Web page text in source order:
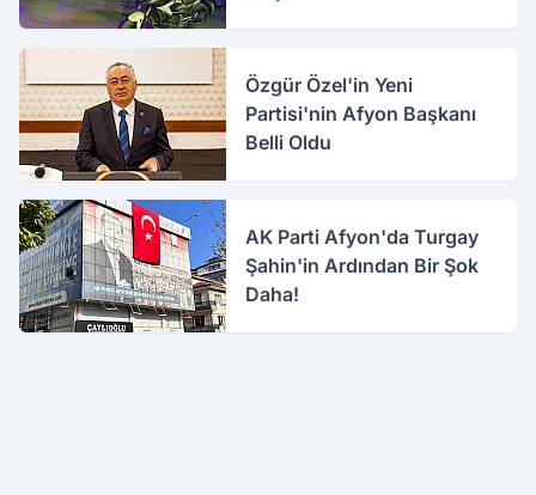
Özgür Özel'in Yeni
Partisi'nin Afyon Başkanı
Belli Oldu
AK Parti Afyon'da Turgay
Şahin'in Ardından Bir Şok
Daha!